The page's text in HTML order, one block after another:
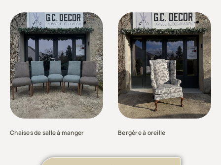
Chaises de salle à manger Bergère à oreille